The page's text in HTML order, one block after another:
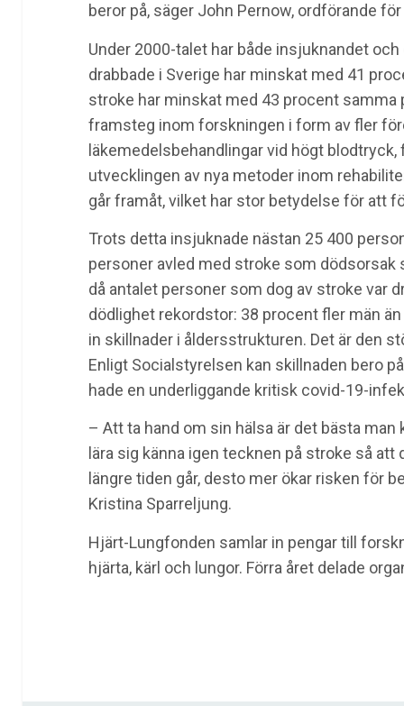
beror på, säger John Pernow, ordförande
Under 2000-talet har både insjuknandet
drabbade i Sverige har minskat med 41
stroke har minskat med 43 procent samma
framsteg inom forskningen i form av fler
läkemedelsbehandlingar vid högt
utvecklingen av nya metoder inom
går framåt, vilket har stor betydelse för att
Trots detta insjuknade nästan 25 400
personer avled med stroke som dödsorsak
då antalet personer som dog av stroke var
dödlighet rekordstor: 38 procent fler män
in skillnader i åldersstrukturen. Det är den
Enligt Socialstyrelsen kan skillnaden bero
hade en underliggande kritisk covid-19-
– Att ta hand om sin hälsa är det bästa
lära sig känna igen tecknen på stroke så
längre tiden går, desto mer ökar risken för
Kristina Sparreljung.
Hjärt-Lungfonden samlar in pengar till
hjärta, kärl och lungor. Förra året delade